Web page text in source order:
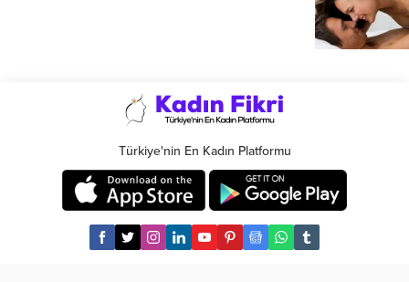
Türkiye'nin En Kadın Platformu